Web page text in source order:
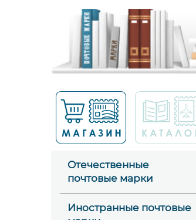
Отечественные
почтовые марки
Иностранные почтовые